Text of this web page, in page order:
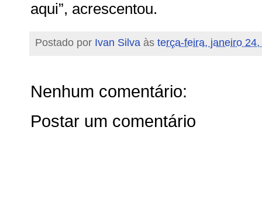
aqui”, acrescentou.
Postado por Ivan Silva às terça-feira, janeiro
Nenhum comentário:
Postar um comentário